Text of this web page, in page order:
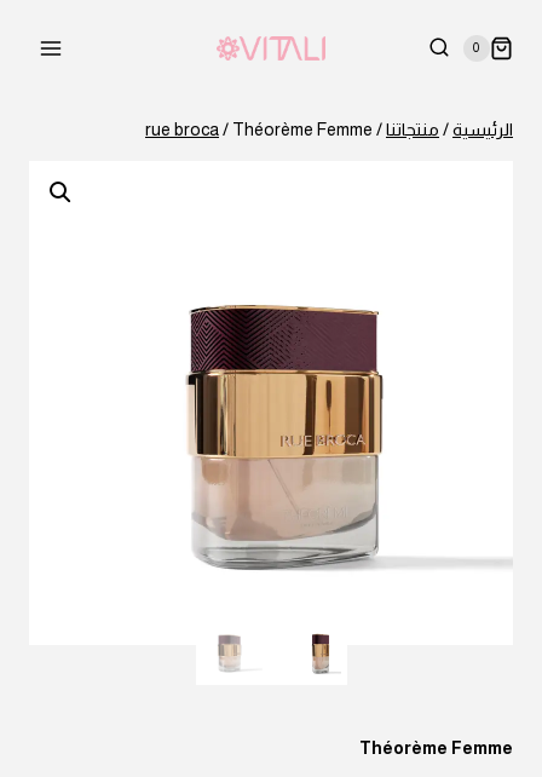
0
الرئيسية/ منتجاتنا/
rue broca/ Théorème Femme
Théorème Femme